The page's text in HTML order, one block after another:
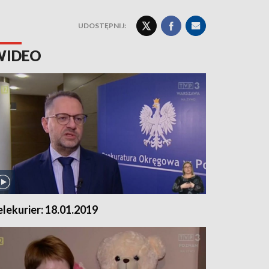
UDOSTĘPNIJ:
18.01.2019